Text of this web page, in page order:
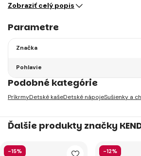
Zobraziť celý popis
Parametre
Značka
Pohlavie
Podobné kategórie
PríkrmyDetské kašeDetské nápojeSušienky a
Ďalšie produkty značky
-15% -12%